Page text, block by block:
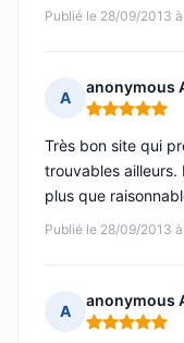
Publié le 28/09/2013
A
anonymous
Note : 5 sur 5
Publié le 28/09/2013
Très bon site qui
trouvables
plus que
A
anonymous
Note : 5 sur 5